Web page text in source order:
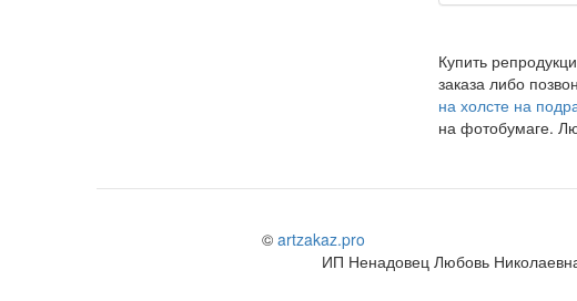
Купить
заказа либо
на холсте на
на фотобумаге.
© artzakaz.pro
ИП Ненадовец Любовь